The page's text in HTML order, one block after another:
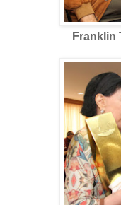
Franklin